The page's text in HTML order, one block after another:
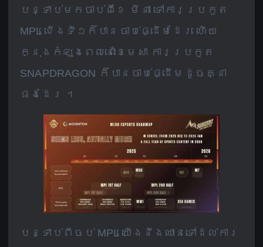
បន្ទាប់មកចាប់ពីខែ មីនា ទៅការប្រកួត
MPL ជើងទី១ក៏បានចាប់ផ្ដើមដែរ ហើយ
ក្នុងកំឡុងពេលនោះខែមេសា ការប្រកួត
SNAPDRAGON ក៏បានចាប់ផ្ដើមដូចគ្នា
ផងដែរ ។
បន្ទាប់ពីចប់ MPL យើងនឹងឈានទៅដល់ការ